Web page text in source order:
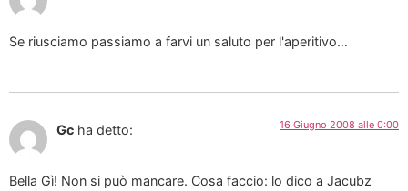
Se riusciamo passiamo a farvi un saluto per l'aperitivo…
Gc ha detto: 16 Giugno 2008 alle 0:00
Bella Gì! Non si può mancare. Cosa faccio: lo dico a Jacubz